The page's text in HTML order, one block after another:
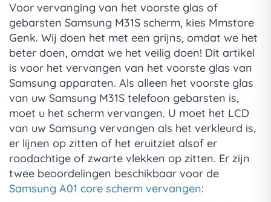
Voor vervanging van het voorste glas of
gebarsten Samsung M31S scherm, kies Mmstore
Genk. Wij doen het met een grijns, omdat we het
beter doen, omdat we het veilig doen! Dit artikel
is voor het vervangen van het voorste glas van
Samsung apparaten. Als alleen het voorste glas
van uw Samsung M31S telefoon gebarsten is,
moet u het scherm vervangen. U moet het LCD
van uw Samsung vervangen als het verkleurd is,
er lijnen op zitten of het eruitziet alsof er
roodachtige of zwarte vlekken op zitten. Er zijn
twee beoordelingen beschikbaar voor de
Samsung A01 core scherm vervangen: